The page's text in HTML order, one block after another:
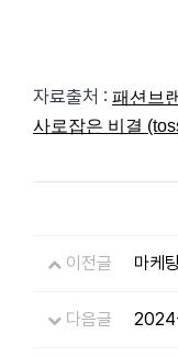
자료출처 : 패션브
사로잡은 비결
이전글
마케
다음글